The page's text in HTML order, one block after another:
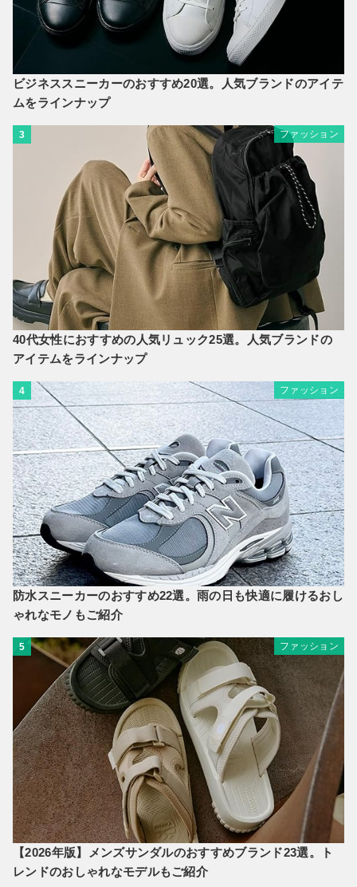
ビジネススニーカーのおすすめ20選。人気ブランドのアイテ
ムをラインナップ
3 ファッション
40代女性におすすめの人気リュック25選。人気ブランドの
アイテムをラインナップ
4 ファッション
防水スニーカーのおすすめ22選。雨の日も快適に履けるおし
ゃれなモノもご紹介
5 ファッション
【2026年版】メンズサンダルのおすすめブランド23選。ト
レンドのおしゃれなモデルもご紹介